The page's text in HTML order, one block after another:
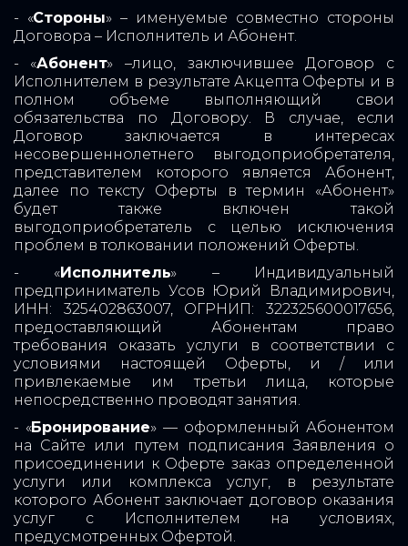
- «Стороны» – именуемые совместно стороны
Договора – Исполнитель и Абонент.
- «Абонент» –лицо, заключившее Договор с
Исполнителем в результате Акцепта Оферты и в
полном объеме выполняющий свои
обязательства по Договору. В случае, если
Договор заключается в интересах
несовершеннолетнего выгодоприобретателя,
представителем которого является Абонент,
далее по тексту Оферты в термин «Абонент»
будет также включен такой
выгодоприобретатель с целью исключения
проблем в толковании положений Оферты.
- «Исполнитель» – Индивидуальный
предприниматель Усов Юрий Владимирович,
ИНН: 325402863007, ОГРНИП: 322325600017656,
предоставляющий Абонентам право
требования оказать услуги в соответствии с
условиями настоящей Оферты, и / или
привлекаемые им третьи лица, которые
непосредственно проводят занятия.
- «Бронирование» — оформленный Абонентом
на Сайте или путем подписания Заявления о
присоединении к Оферте заказ определенной
услуги или комплекса услуг, в результате
которого Абонент заключает договор оказания
услуг с Исполнителем на условиях,
предусмотренных Офертой.